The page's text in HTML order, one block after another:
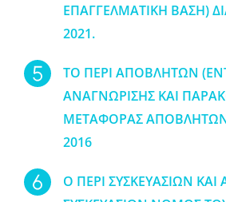
ΕΠΑΓΓΕΛΜΑΤΙΚΗ ΒΑΣΗ)
2021.
TO ΠΕΡΙ ΑΠΟΒΛΗΤΩΝ
ΑΝΑΓΝΩΡΙΣΗΣ ΚΑΙ
ΜΕΤΑΦΟΡΑΣ
2016
Ο ΠΕΡΙ ΣΥΣΚΕΥΑΣΙΩΝ